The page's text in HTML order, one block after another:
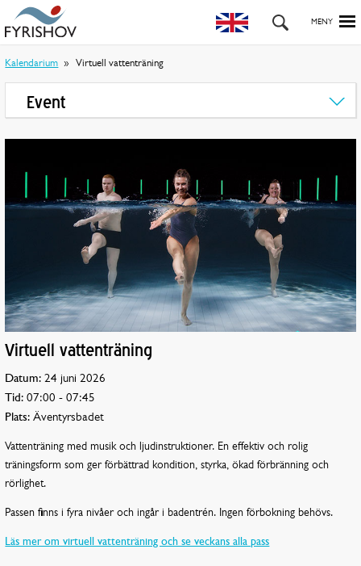
Kalendarium Virtuell vattenträning
Event
Virtuell vattenträning
Datum: 24 juni 2026
Tid: 07:00 - 07:45
Plats: Äventyrsbadet
Vattenträning med musik och ljudinstruktioner. En effektiv och rolig
träningsform som ger förbättrad kondition, styrka, ökad förbränning och
rörlighet.
Passen finns i fyra nivåer och ingår i badentrén. Ingen förbokning behövs.
Läs mer om virtuell vattenträning och se veckans alla pass